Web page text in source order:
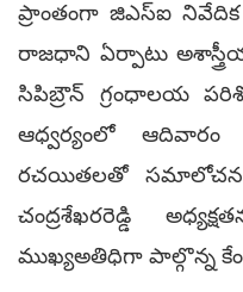
ప్రాంతంగా జిఎస్‌ఐ
రాజధాని ఏర్పాటు
సిపిబ్రౌన్ గ్రంధాలయ
ఆధ్వర్యంలో
రచయితలతో సమాలోచన
చంద్రశేఖరరెడ్డి
ముఖ్యఅతిధిగా పాల్గొన్న